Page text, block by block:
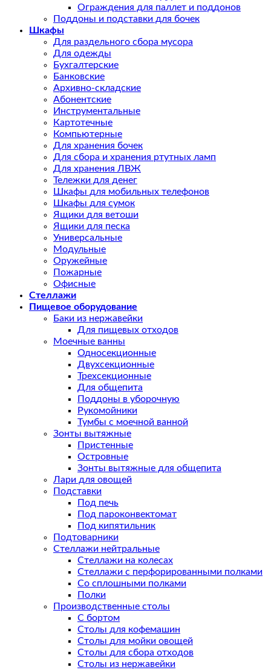
Ограждения для паллет и поддонов
Поддоны и подставки для бочек
Шкафы
Для раздельного сбора мусора
Для одежды
Бухгалтерские
Банковские
Архивно-складские
Абонентские
Инструментальные
Картотечные
Компьютерные
Для хранения бочек
Для сбора и хранения ртутных ламп
Для хранения ЛВЖ
Тележки для денег
Шкафы для мобильных телефонов
Шкафы для сумок
Ящики для ветоши
Ящики для песка
Универсальные
Модульные
Оружейные
Пожарные
Офисные
Стеллажи
Пищевое оборудование
Баки из нержавейки
Для пищевых отходов
Моечные ванны
Односекционные
Двухсекционные
Трехсекционные
Для общепита
Поддоны в уборочную
Рукомойники
Тумбы с моечной ванной
Зонты вытяжные
Пристенные
Островные
Зонты вытяжные для общепита
Лари для овощей
Подставки
Под печь
Под пароконвектомат
Под кипятильник
Подтоварники
Стеллажи нейтральные
Стеллажи на колесах
Стеллажи с перфорированными полками
Со сплошными полками
Полки
Производственные столы
С бортом
Столы для кофемашин
Столы для мойки овощей
Столы для сбора отходов
Столы из нержавейки